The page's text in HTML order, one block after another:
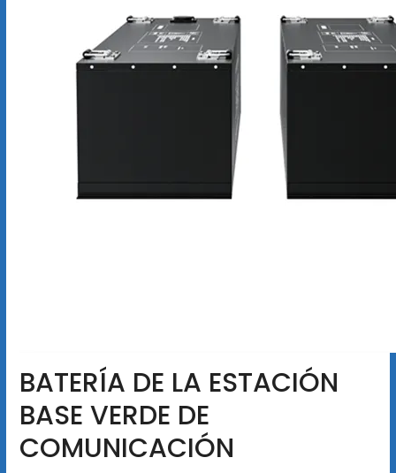
BATERÍA DE LA ESTACIÓN
BASE VERDE DE
COMUNICACIÓN